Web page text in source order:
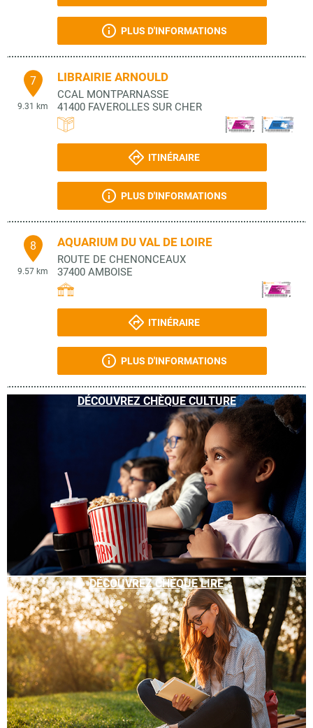
PLUS D'INFORMATIONS
7
9.31 km
LIBRAIRIE ARNOULD
CCAL MONTPARNASSE
41400 FAVEROLLES SUR CHER
ITINÉRAIRE
PLUS D'INFORMATIONS
8
9.57 km
AQUARIUM DU VAL DE LOIRE
ROUTE DE CHENONCEAUX
37400 AMBOISE
ITINÉRAIRE
PLUS D'INFORMATIONS
DÉCOUVREZ CHÈQUE CULTURE
DÉCOUVREZ CHÈQUE LIRE